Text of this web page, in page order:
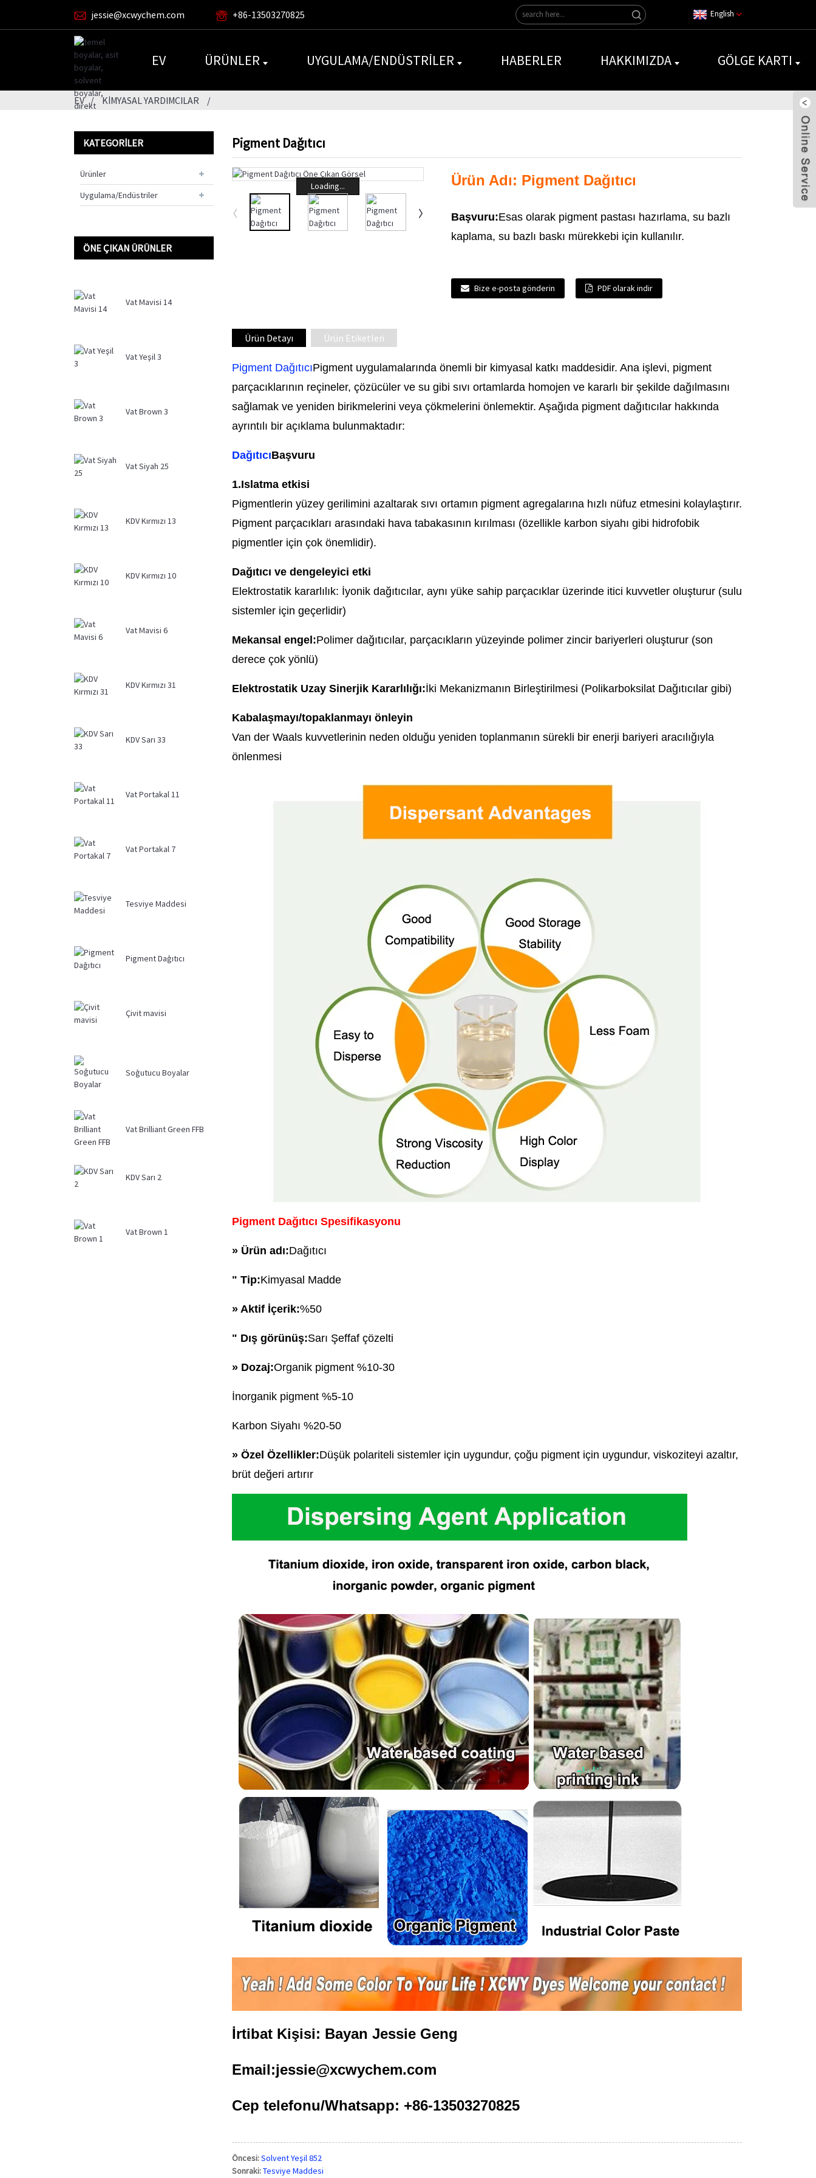
jessie@xcwychem.com +86-13503270825 English
EV ÜRÜNLER UYGULAMA/ENDÜSTRILER HABERLER HAKKIMIZDA GÖLGE KARTI
EV KIMYASAL YARDIMCILAR
KATEGORILER
Ürünler
Uygulama/Endüstriler
ÖNE ÇIKAN ÜRÜNLER
Vat Mavisi 14
Vat Yeşil 3
Vat Brown 3
Vat Siyah 25
KDV Kırmızı 13
KDV Kırmızı 10
Vat Mavisi 6
KDV Kırmızı 31
KDV Sarı 33
Vat Portakal 11
Vat Portakal 7
Tesviye Maddesi
Pigment Dağıtıcı
Çivit mavisi
Soğutucu Boyalar
Vat Brilliant Green FFB
KDV Sarı 2
Vat Brown 1
Pigment Dağıtıcı
Loading... Ürün Adı: Pigment Dağıtıcı
Başvuru:Esas olarak pigment pastası hazırlama, su bazlı
kaplama, su bazlı baskı mürekkebi için kullanılır.
Bize e-posta gönderin PDF olarak indir
Ürün Detayı Ürün Etiketleri
Pigment DağıtıcıPigment uygulamalarında önemli bir kimyasal katkı maddesidir. Ana işlevi, pigment
parçacıklarının reçineler, çözücüler ve su gibi sıvı ortamlarda homojen ve kararlı bir şekilde dağılmasını
sağlamak ve yeniden birikmelerini veya çökmelerini önlemektir. Aşağıda pigment dağıtıcılar hakkında
ayrıntılı bir açıklama bulunmaktadır:
DağıtıcıBaşvuru
1.Islatma etkisi
Pigmentlerin yüzey gerilimini azaltarak sıvı ortamın pigment agregalarına hızlı nüfuz etmesini kolaylaştırır.
Pigment parçacıkları arasındaki hava tabakasının kırılması (özellikle karbon siyahı gibi hidrofobik
pigmentler için çok önemlidir).
Dağıtıcı ve dengeleyici etki
Elektrostatik kararlılık: İyonik dağıtıcılar, aynı yüke sahip parçacıklar üzerinde itici kuvvetler oluşturur (sulu
sistemler için geçerlidir)
Mekansal engel:Polimer dağıtıcılar, parçacıkların yüzeyinde polimer zincir bariyerleri oluşturur (son
derece çok yönlü)
Elektrostatik Uzay Sinerjik Kararlılığı:İki Mekanizmanın Birleştirilmesi (Polikarboksilat Dağıtıcılar gibi)
Kabalaşmayı/topaklanmayı önleyin
Van der Waals kuvvetlerinin neden olduğu yeniden toplanmanın sürekli bir enerji bariyeri aracılığıyla
önlenmesi
Pigment Dağıtıcı Spesifikasyonu
» Ürün adı:Dağıtıcı
" Tip:Kimyasal Madde
» Aktif İçerik:%50
" Dış görünüş:Sarı Şeffaf çözelti
» Dozaj:Organik pigment %10-30
İnorganik pigment %5-10
Karbon Siyahı %20-50
» Özel Özellikler:Düşük polariteli sistemler için uygundur, çoğu pigment için uygundur, viskoziteyi azaltır,
brüt değeri artırır
İrtibat Kişisi: Bayan Jessie Geng
Email:jessie@xcwychem.com
Cep telefonu/Whatsapp: +86-13503270825
Öncesi:Solvent Yeşil 852
Sonraki:Tesviye Maddesi